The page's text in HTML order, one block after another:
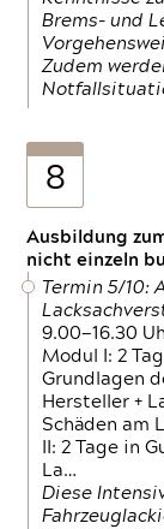
Brems- und
Zudem
8
Ausbildung
nicht einzeln
Termin 5/10:
9.00—16.30
Modul I: 2
Grundlagen
Hersteller +
Schäden am
II: 2 Tage in
La…
Diese